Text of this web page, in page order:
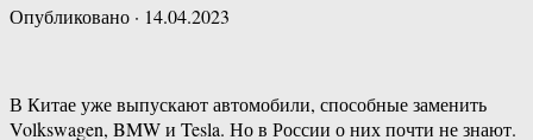
Опубликовано · 14.04.2023
В Китае уже выпускают автомобили, способные заменить
Volkswagen, BMW и Tesla. Но в России о них почти не знают.